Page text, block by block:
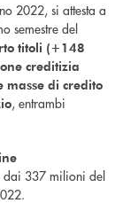
2022, si attesta a
semestre del
titoli (+148
creditizia
masse di credito
, entrambi
dai 337 milioni del